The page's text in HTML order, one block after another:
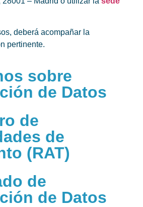
deberá acompañar la
pertinente.
sobre
de Datos
de
de
(RAT)
de
de Datos